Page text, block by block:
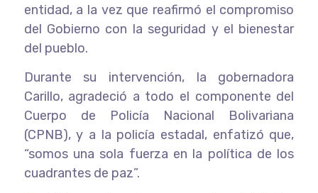
entidad, a la vez que reafirmó el compromiso
del Gobierno con la seguridad y el bienestar
del pueblo.
Durante su intervención, la gobernadora
Carillo, agradeció a todo el componente del
Cuerpo de Policía Nacional Bolivariana
(CPNB), y a la policía estadal, enfatizó que,
“somos una sola fuerza en la política de los
cuadrantes de paz”.